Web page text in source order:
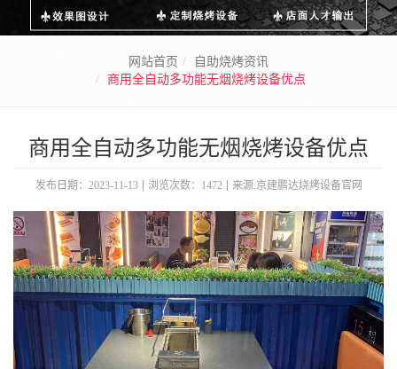
网站首页
自助烧烤资讯
商用全自动多功能无烟烧烤设备优点
商用全自动多功能无烟烧烤设备优点
发布日期：2023-11-13 浏览次数：1472 来源:京建鹏达烧烤设备官网